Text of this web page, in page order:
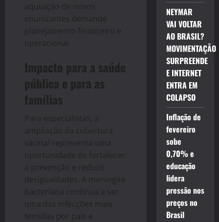
aquisição de novos
imunizantes demande
planejamento financeiro e
operacional.
Impacto para a saúde
pública e para as
famílias
Para especialistas, a
ampliação da cobertura
vacinal representa uma
oportunidade de fortalecer
a prevenção e reduzir
desigualdades. A meningite
bacteriana continua a ser
uma das infecções mais
temidas por pais e
NEYMAR
VAI VOLTAR
AO BRASIL?
MOVIMENTAÇÃO
SURPREENDE
E INTERNET
ENTRA EM
COLAPSO
Inflação de
fevereiro
sobe
0,70% e
educação
lidera
pressão nos
preços no
Brasil